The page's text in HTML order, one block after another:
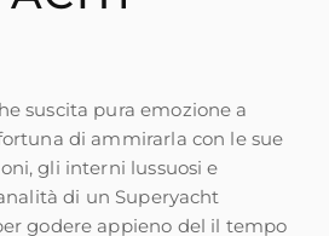
suscita pura emozione a
di ammirarla con le sue
gli interni lussuosi e
di un Superyacht
godere appieno del il tempo